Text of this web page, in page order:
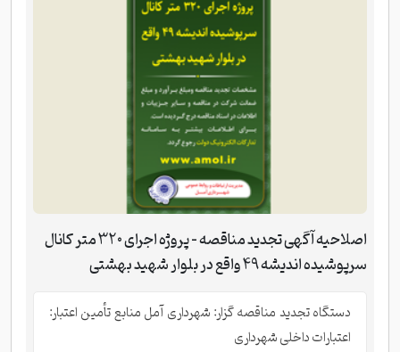
اصلاحیه آگهی تجدید مناقصه - پروژه اجرای 320 متر کانال
سرپوشیده اندیشه 49 واقع در بلوار شهید بهشتی
دستگاه تجدید مناقصه گزار: شهرداری آمل منابع تأمین اعتبار:
اعتبارات داخلی شهرداری